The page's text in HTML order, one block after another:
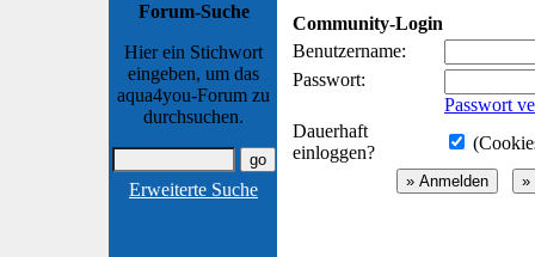
Forum-Suche
Hier ein Stichwort
eingeben, um das
aqua4you-Forum zu
durchsuchen.
Erweiterte Suche
Community-Login
Benutzername:
Passwort:
Passwort
Dauerhaft
einloggen?